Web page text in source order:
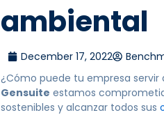
ambiental
December 17, 2022
¿Cómo puede tu empresa servir
Gensuite estamos
sostenibles y alcanzar todos sus